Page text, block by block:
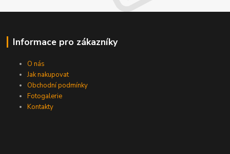
Informace pro zákazníky
O nás
Jak nakupovat
Obchodní podmínky
Fotogalerie
Kontakty